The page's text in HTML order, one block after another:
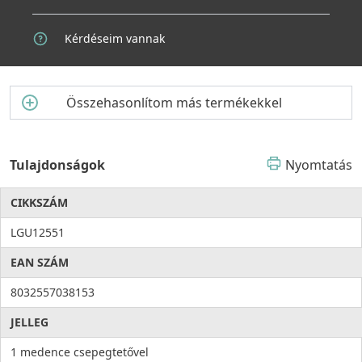
Kérdéseim vannak
Összehasonlítom más termékekkel
Tulajdonságok Nyomtatás
CIKKSZÁM
LGU12551
EAN SZÁM
8032557038153
JELLEG
1 medence csepegtetővel